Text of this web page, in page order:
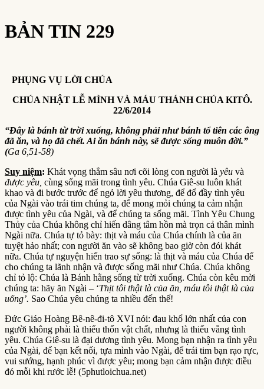
BẢN TIN 229
PHỤNG VỤ LỜI CHÚA
CHÚA NHẬT LỄ MÌNH VÀ MÁU THÁNH CHÚA KITÔ.
22/6/2014
“Đây là bánh từ trời xuống, không phải như bánh tổ tiên các ông
đã ăn, và họ đã chết. Ai ăn bánh này, sẽ được sống muôn đời.”
(Ga 6,51-58)
Suy niệm: Khát vọng thẳm sâu nơi cõi lòng con người là yêu và
được yêu, cùng sống mãi trong tình yêu. Chúa Giê-su luôn khát
khao và đi bước trước để ngỏ lời yêu thương, để đổ đầy tình yêu
của Ngài vào trái tim chúng ta, để mong mỏi chúng ta cảm nhận
được tình yêu của Ngài, và để chúng ta sống mãi. Tình Yêu Chung
Thủy của Chúa không chỉ hiến dâng tâm hồn mà trọn cả thân mình
Ngài nữa. Chúa tự tỏ bày: thịt và máu của Chúa chính là của ăn
tuyệt hảo nhất; con người ăn vào sẽ không bao giờ còn đói khát
nữa. Chúa tự nguyện hiến trao sự sống: là thịt và máu của Chúa để
cho chúng ta lãnh nhận và được sống mãi như Chúa. Chúa không
chỉ tỏ lộ: Chúa là Bánh hằng sống từ trời xuống. Chúa còn kêu mời
chúng ta: hãy ăn Ngài – ‘Thịt tôi thật là của ăn, máu tôi thật là của
uống’. Sao Chúa yêu chúng ta nhiều đến thế!
Đức Giáo Hoàng Bê-nê-đi-tô XVI nói: đau khổ lớn nhất của con
người không phải là thiếu thốn vật chất, nhưng là thiếu vắng tình
yêu. Chúa Giê-su là đại dương tình yêu. Mong bạn nhận ra tình yêu
của Ngài, để bạn kết nối, tựa mình vào Ngài, để trái tim bạn rạo rực,
vui sướng, hạnh phúc vì được yêu; mong bạn cảm nhận được điều
đó mỗi khi rước lễ! (5phutloichua.net)